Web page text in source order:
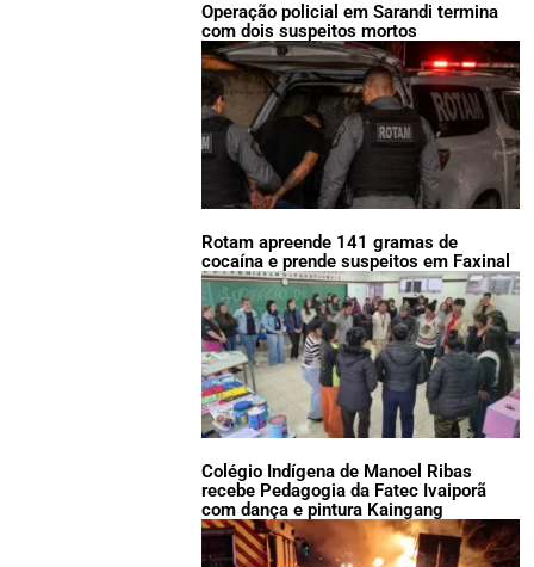
Operação policial em Sarandi termina
com dois suspeitos mortos
Rotam apreende 141 gramas de
cocaína e prende suspeitos em Faxinal
Colégio Indígena de Manoel Ribas
recebe Pedagogia da Fatec Ivaiporã
com dança e pintura Kaingang